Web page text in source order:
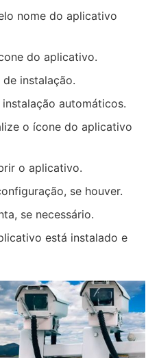
nome do aplicativo
do aplicativo.
instalação.
automáticos.
o ícone do aplicativo
o aplicativo.
se houver.
se necessário.
está instalado e